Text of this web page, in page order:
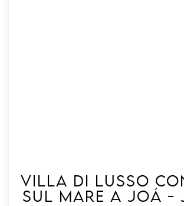
Villa di lusso
sul mare a Joá -